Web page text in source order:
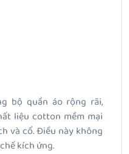
bộ quần áo rộng rãi,
liệu cotton mềm mại
và cổ. Điều này không
kích ứng.